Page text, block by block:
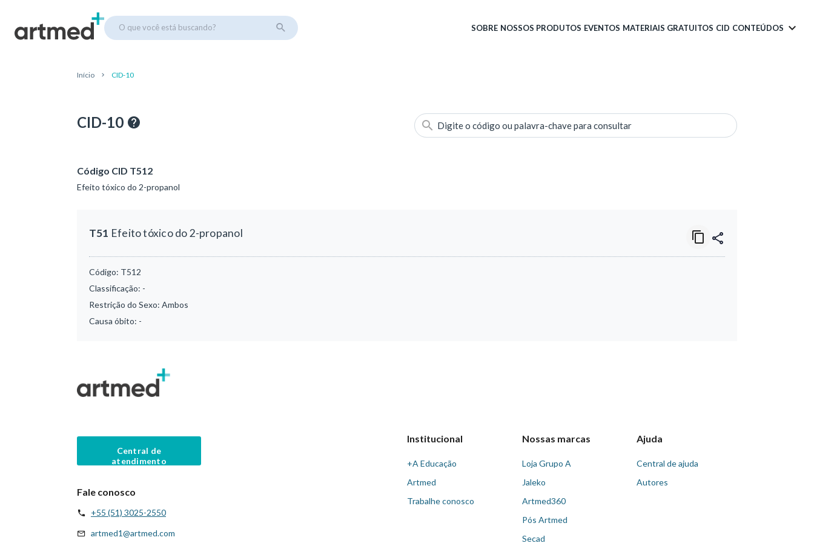
O que você está buscando? SOBRE NOSSOS PRODUTOS EVENTOS MATERIAIS GRATUITOS CID CONTEÚDOS
Início CID-10
CID-10 Digite o código ou palavra-chave para consultar
Código CID T512
Efeito tóxico do 2-propanol
T51 Efeito tóxico do 2-propanol
Código: T512
Classificação: -
Restrição do Sexo: Ambos
Causa óbito: -
Central de
atendimento
Fale conosco
+55 (51) 3025-2550
artmed1@artmed.com
Institucional
+A Educação
Artmed
Trabalhe conosco
Nossas marcas
Loja Grupo A
Jaleko
Artmed360
Pós Artmed
Secad
Ajuda
Central de ajuda
Autores